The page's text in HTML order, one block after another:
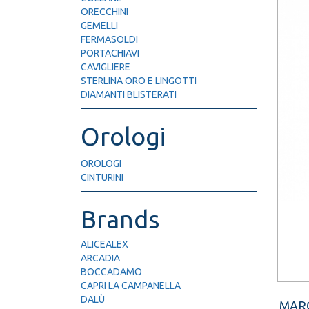
ORECCHINI
GEMELLI
FERMASOLDI
PORTACHIAVI
CAVIGLIERE
STERLINA ORO E LINGOTTI
DIAMANTI BLISTERATI
Orologi
OROLOGI
CINTURINI
Brands
ALICEALEX
ARCADIA
BOCCADAMO
CAPRI LA CAMPANELLA
DALÙ